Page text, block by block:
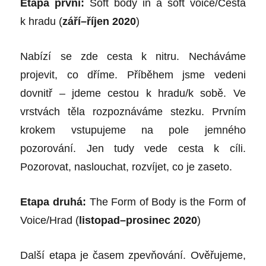
Etapa první: Soft body in a soft voice/Cesta
k hradu (září–říjen 2020)
Nabízí se zde cesta k nitru. Necháváme
projevit, co dříme. Příběhem jsme vedeni
dovnitř – jdeme cestou k hradu/k sobě. Ve
vrstvách těla rozpoznáváme stezku. Prvním
krokem vstupujeme na pole jemného
pozorování. Jen tudy vede cesta k cíli.
Pozorovat, naslouchat, rozvíjet, co je zaseto.
Etapa druhá: The Form of Body is the Form of
Voice/Hrad ( listopad–prosinec 2020)
Další etapa je časem zpevňování. Ověřujeme,